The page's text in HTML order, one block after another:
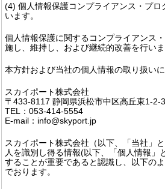
(4) 個人情報保護コンプライアンス・プロ
います。
個人情報保護に関するコンプライアンス
施し、維持し、および継続的改善を行いま
本方針および当社の個人情報の取り扱い
スカイポート株式会社
〒433-8117 静岡県浜松市中区高丘東1-2-
TEL：053-414-5554
E-mail：info@skyport.jp
スカイポート株式会社（以下、「当社」
人を識別し得る情報(以下、「個人情報」
することが重要であると認識し、以下の
でおります。